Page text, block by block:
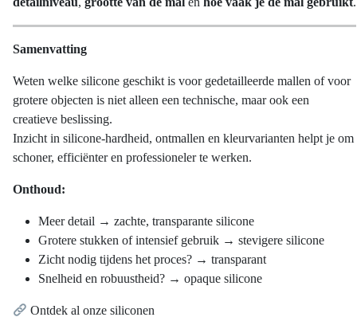
Samenvatting
Weten welke silicone geschikt is voor gedetailleerde mallen of voor
grotere objecten is niet alleen een technische, maar ook een
creatieve beslissing.
Inzicht in silicone-hardheid, ontmallen en kleurvarianten helpt je om
schoner, efficiënter en professioneler te werken.
Onthoud:
Meer detail → zachte, transparante silicone
Grotere stukken of intensief gebruik → stevigere silicone
Zicht nodig tijdens het proces? → transparant
Snelheid en robuustheid? → opaque silicone
Ontdek al onze siliconen